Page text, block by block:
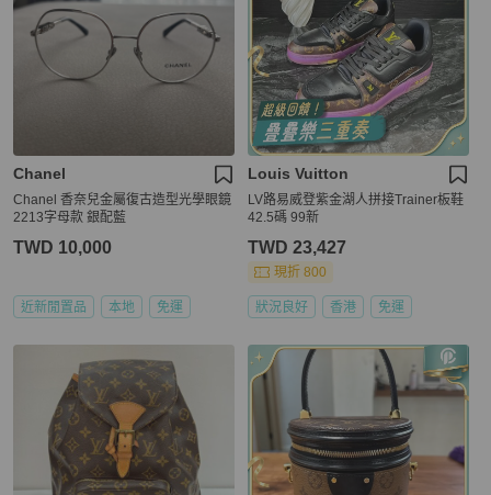
Chanel
Chanel 香奈兒金屬復古造型光學眼鏡
2213字母款 銀配藍
TWD 10,000
近新閒置品 本地 免運
Louis Vuitton
LV路易威登紫金湖人拼接Trainer板鞋
42.5碼 99新
TWD 23,427
現折 800
狀況良好 香港 免運